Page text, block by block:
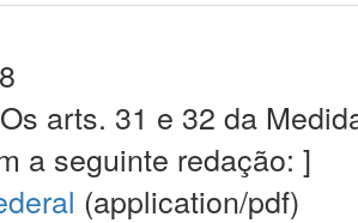
arts. 31 e 32 da
a seguinte redação: ]
(application/pdf)